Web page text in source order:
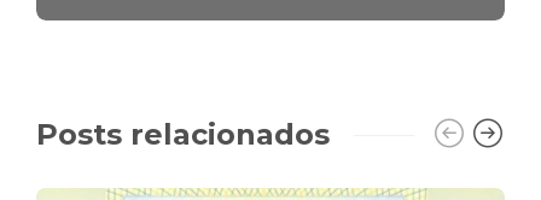
Posts relacionados